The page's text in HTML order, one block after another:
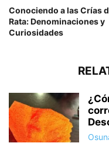
Conociendo a las Crías
Rata: Denominaciones y
Curiosidades